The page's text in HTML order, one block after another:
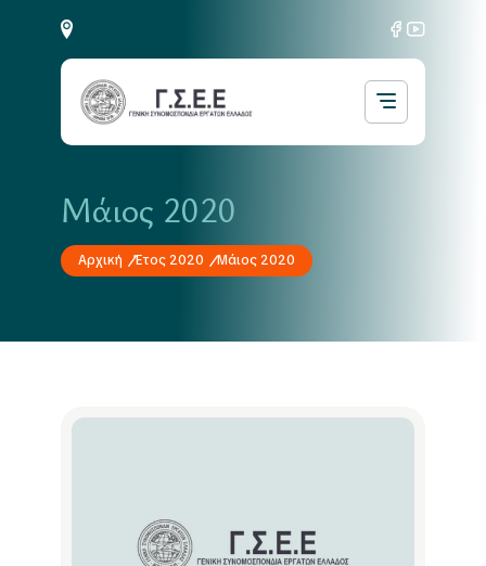
Μάιος 2020
Αρχική Έτος 2020 Μάιος 2020